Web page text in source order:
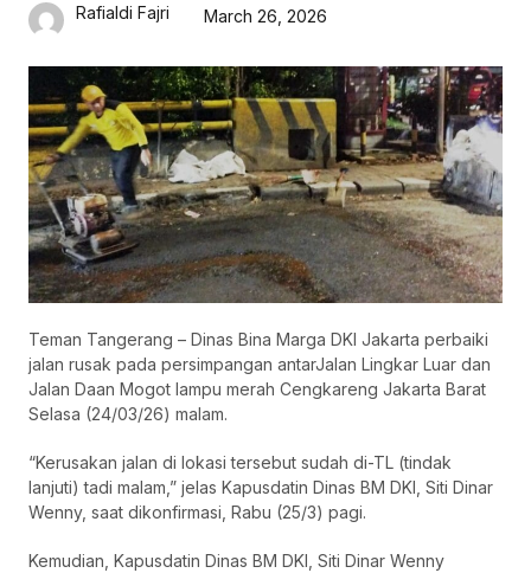
Rafialdi Fajri March 26, 2026
Teman Tangerang – Dinas Bina Marga DKI Jakarta perbaiki
jalan rusak pada persimpangan antarJalan Lingkar Luar dan
Jalan Daan Mogot lampu merah Cengkareng Jakarta Barat
Selasa (24/03/26) malam.
“Kerusakan jalan di lokasi tersebut sudah di-TL (tindak
lanjuti) tadi malam,” jelas Kapusdatin Dinas BM DKI, Siti Dinar
Wenny, saat dikonfirmasi, Rabu (25/3) pagi.
Kemudian, Kapusdatin Dinas BM DKI, Siti Dinar Wenny